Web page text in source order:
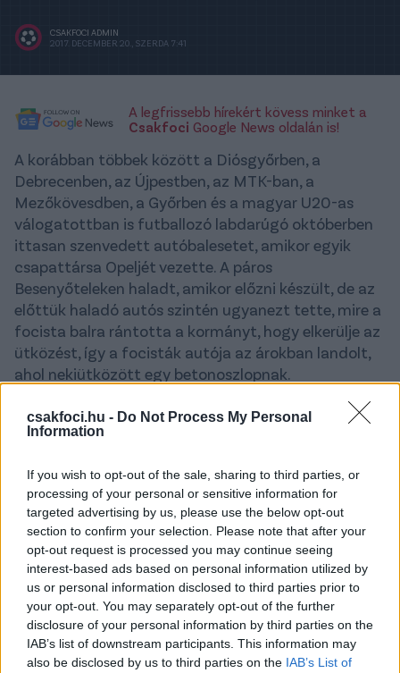
csakfoci.hu - Do Not Process My Personal
Information
If you wish to opt-out of the sale, sharing to third parties, or
processing of your personal or sensitive information for
targeted advertising by us, please use the below opt-out
section to confirm your selection. Please note that after your
opt-out request is processed you may continue seeing
interest-based ads based on personal information utilized by
us or personal information disclosed to third parties prior to
your opt-out. You may separately opt-out of the further
disclosure of your personal information by third parties on the
IAB’s list of downstream participants. This information may
also be disclosed by us to third parties on the IAB’s List of
CSAKFOCI ADMIN
2017. DECEMBER 20., SZERDA 7:41
A legfrissebb hírekért kövess minket a
Csakfoci Google News oldalán is!
A korábban többek között a Diósgyőrben, a
Debrecenben, az Újpestben, az MTK-ban, a
Mezőkövesdben, a Győrben és a magyar U20-as
válogatottban is futballozó labdarúgó októberben
ittasan szenvedett autóbalesetet, amikor egyik
csapattársa Opeljét vezette. A páros
Besenyőteleken haladt, amikor előzni készült, de az
előttük haladó autós szintén ugyanezt tette, mire a
focista balra rántotta a kormányt, hogy elkerülje az
ütközést, így a focisták autója az árokban landolt,
ahol nekiütközött egy betonoszlopnak.
A balesetben szerencsére senki nem sérült meg,
azonban a kiérkező rendőr megszondáztatta az NB
vérvizsgálatra vitték. A vizsgálaton kiderült, jelentős
mennyiségű, 3 liter sörnek megfelelő alkoholt
fogyasztott, mielőtt volán mögé ült és vezetett.
Balajtikínos ügye a bíróságon folytatódott, a
csatárt és társát is megbüntették 700, illetve 300
ezer forintra, utóbbit azért szankcionálták, mert
átengedte a vezetést egy láthatóan ittas embernek.
A 26 éves támadót a pénzbírságon kívül a vezetéstől
hosszabb időre eltiltották.